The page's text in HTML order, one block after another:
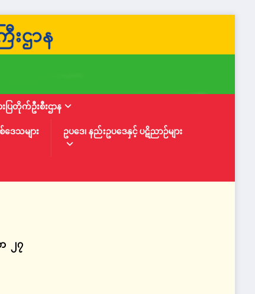
ြတိုက်ဦးစီးဌာန
ေသများ ဥပဒေ၊ နည်းဥပဒေနှင့် ပဋိညာဉ်များ
၂၇